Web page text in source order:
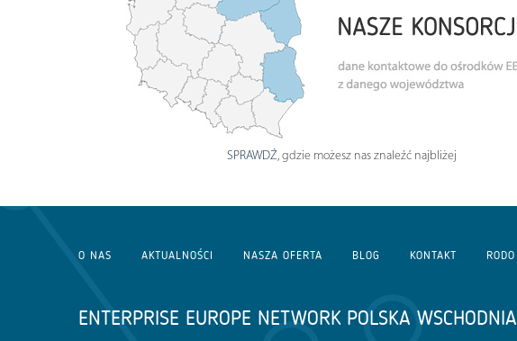
SPRAWDŹ, gdzie możesz nas znaleźć najbliżej
O NAS AKTUALNOŚCI NASZA OFERTA BLOG KONTAKT RODO
ENTERPRISE EUROPE NETWORK POLSKA WSCHODNIA